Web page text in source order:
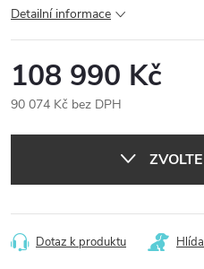
Detailní informace
108 990 Kč
90 074 Kč bez DPH
Dotaz k produktu